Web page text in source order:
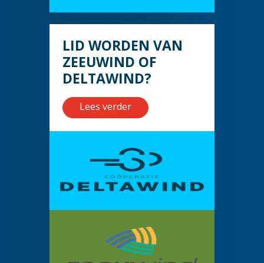
LID WORDEN VAN
ZEEUWIND OF
DELTAWIND?
Lees verder